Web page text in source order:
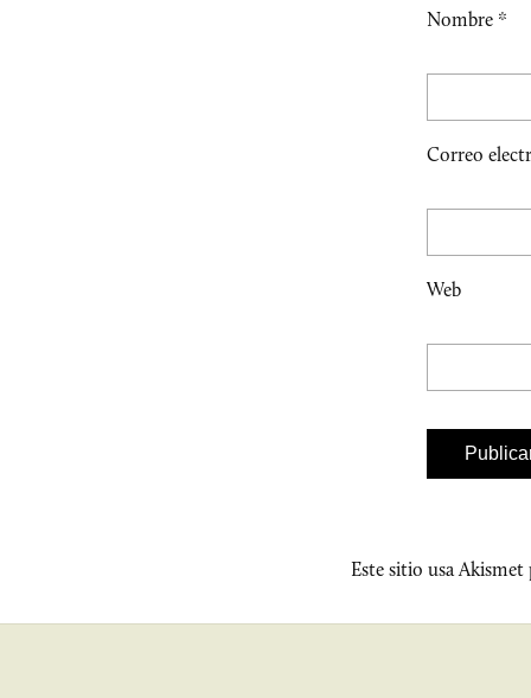
Nombre *
Correo
Web
Este sitio usa